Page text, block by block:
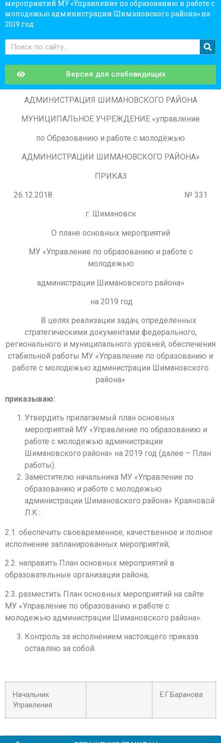
мероприятий МУ «Управление по образованию и работе с
молодежью администрации Шимановского района» на
2019 год
Версия для слабовидящих
АДМИНИСТРАЦИЯ ШИМАНОВСКОГО РАЙОНА
МУНИЦИПАЛЬНОЕ УЧРЕЖДЕНИЕ «управление
по Образованию и работе с молодёжью
АДМИНИСТРАЦИИ ШИМАНОВСКОГО РАЙОНА»
ПРИКАЗ
26.12.2018 № 331
г. Шимановск
О плане основных мероприятий
МУ «Управление по образованию и работе с
молодежью
администрации Шимановского района»
на 2019 год
В целях реализации задач, определенных
стратегическими документами федерального,
регионального и муниципального уровней, обеспечения
стабильной работы МУ «Управление по образованию и
работе с молодежью администрации Шимановского
района»
приказываю:
Утвердить прилагаемый план основных
мероприятий МУ «Управление по образованию и
работе с молодежью администрации
Шимановского района» на 2019 год (далее – План
работы).
Заместителю начальника МУ «Управление по
образованию и работе с молодежью
администрации Шимановского района» Краяновой
Л.К.:
2.1. обеспечить своевременное, качественное и полное
исполнение запланированных мероприятий;
2.2. направить План основных мероприятий в
образовательные организации района;
2.3. разместить План основных мероприятий на сайте
МУ «Управление по образованию и работе с
молодежью администрации Шимановского района».
Контроль за исполнением настоящего приказа
оставляю за собой.
Начальник
Управления
Е.Г.Баранова